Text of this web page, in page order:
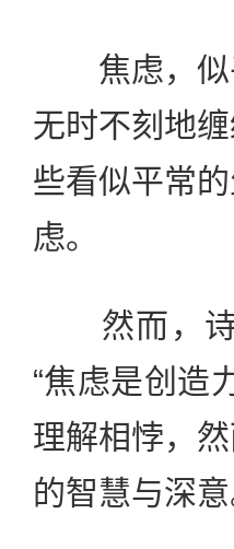
焦虑，似
无时不刻地
些看似平常
虑。
然而，诗
“焦虑是创造
理解相悖，
的智慧与深意